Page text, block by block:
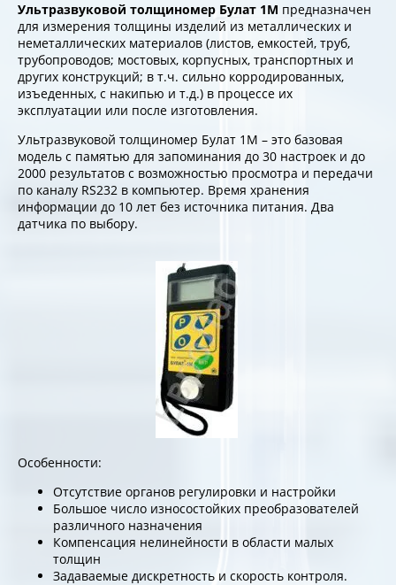
Ультразвуковой толщиномер Булат 1М предназначен
для измерения толщины изделий из металлических и
неметаллических материалов (листов, емкостей, труб,
трубопроводов; мостовых, корпусных, транспортных и
других конструкций; в т.ч. сильно корродированных,
изъеденных, с накипью и т.д.) в процессе их
эксплуатации или после изготовления.
Ультразвуковой толщиномер Булат 1М – это базовая
модель с памятью для запоминания до 30 настроек и до
2000 результатов с возможностью просмотра и передачи
по каналу RS232 в компьютер. Время хранения
информации до 10 лет без источника питания. Два
датчика по выбору.
Особенности:
Отсутствие органов регулировки и настройки
Большое число износостойких преобразователей
различного назначения
Компенсация нелинейности в области малых
толщин
Задаваемые дискретность и скорость контроля.